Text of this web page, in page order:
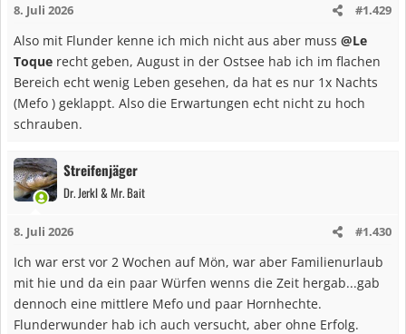
8. Juli 2026 #1.429
Also mit Flunder kenne ich mich nicht aus aber muss @Le
Toque recht geben, August in der Ostsee hab ich im flachen
Bereich echt wenig Leben gesehen, da hat es nur 1x Nachts
(Mefo ) geklappt. Also die Erwartungen echt nicht zu hoch
schrauben.
Streifenjäger
Dr. Jerkl & Mr. Bait
8. Juli 2026 #1.430
Ich war erst vor 2 Wochen auf Mön, war aber Familienurlaub
mit hie und da ein paar Würfen wenns die Zeit hergab...gab
dennoch eine mittlere Mefo und paar Hornhechte.
Flunderwunder hab ich auch versucht, aber ohne Erfolg.